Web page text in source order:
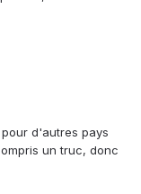
d'autres pays
un truc, donc